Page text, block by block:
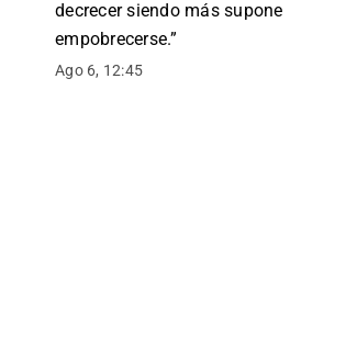
decrecer siendo más supone
empobrecerse.”
Ago 6, 12:45